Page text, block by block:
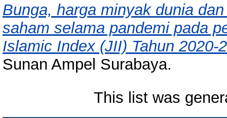
Bunga, harga minyak dunia
saham selama pandemi pada
Islamic Index (JII) Tahun 2020-
Sunan Ampel Surabaya.
This list was